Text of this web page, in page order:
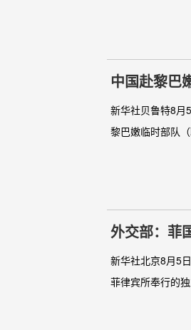
中国赴黎巴
新华社贝鲁特8月
黎巴嫩临时部队
外交部：菲
新华社北京8月5
菲律宾所奉行的